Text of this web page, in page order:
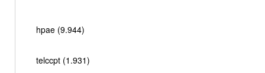
hpae (9.944)
telccpt (1.931)